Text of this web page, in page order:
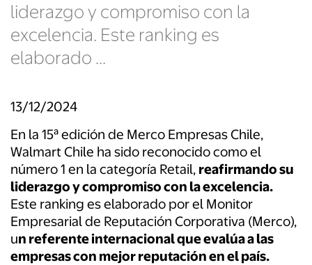
liderazgo y compromiso con la
excelencia. Este ranking es
elaborado ...
13/12/2024
En la 15ª edición de Merco Empresas Chile,
Walmart Chile ha sido reconocido como el
número 1 en la categoría Retail, reafirmando su
liderazgo y compromiso con la excelencia.
Este ranking es elaborado por el Monitor
Empresarial de Reputación Corporativa (Merco),
un referente internacional que evalúa a las
empresas con mejor reputación en el país.